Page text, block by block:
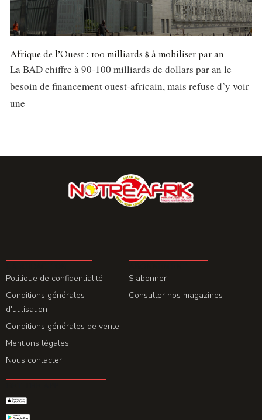
Afrique de l’Ouest : 100 milliards $ à mobiliser par an
La BAD chiffre à 90-100 milliards de dollars par an le
besoin de financement ouest-africain, mais refuse d’y voir
une
Politique de confidentialité
Conditions générales
d'utilisation
Conditions générales de vente
Mentions légales
Nous contacter
S'abonner
Consulter nos magazines